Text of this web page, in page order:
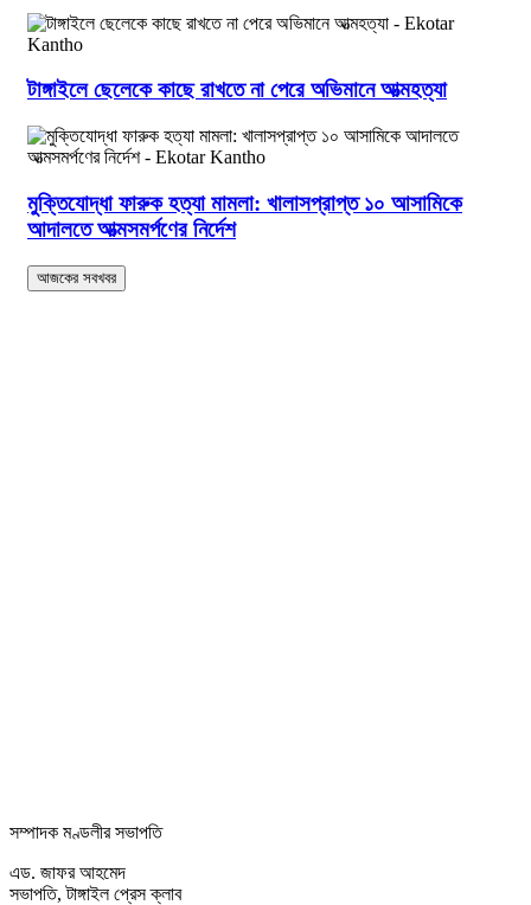
টাঙ্গাইলে ছেলেকে কাছে রাখতে না পেরে অভিমানে আত্মহত্যা
মুক্তিযোদ্ধা ফারুক হত্যা মামলা: খালাসপ্রাপ্ত ১০ আসামিকে
আদালতে আত্মসমর্পণের নির্দেশ
সম্পাদক মণ্ডলীর সভাপতি
এড. জাফর আহমেদ
সভাপতি, টাঙ্গাইল প্রেস ক্লাব